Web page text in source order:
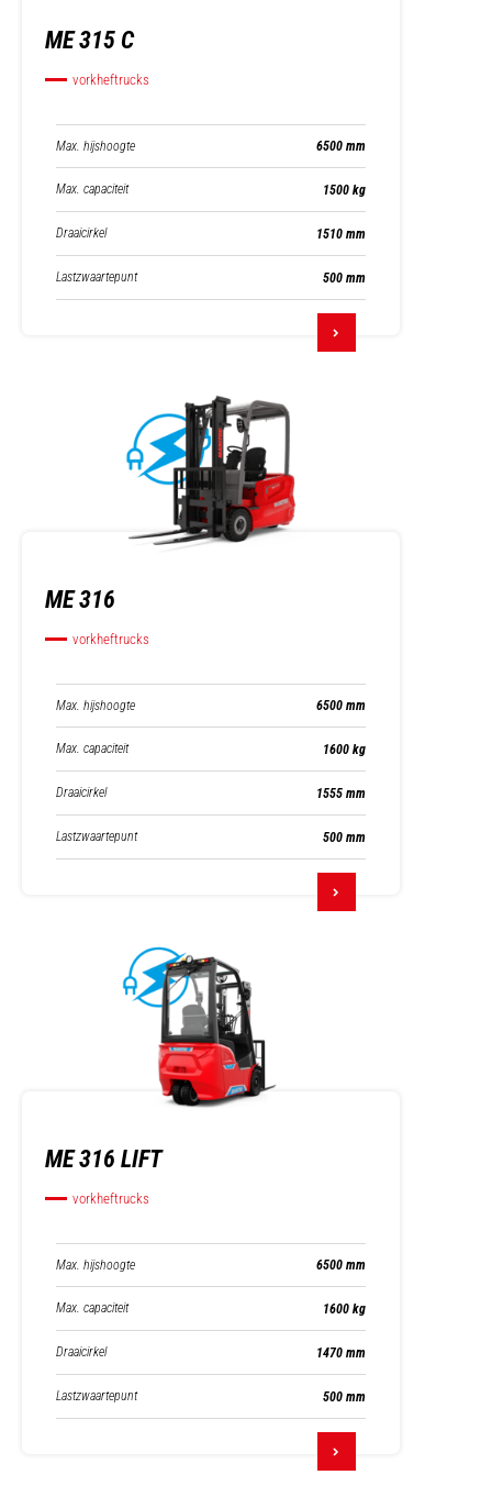
ME 315 C
vorkheftrucks
Max. hijshoogte 6500 mm
Max. capaciteit 1500 kg
Draaicirkel 1510 mm
Lastzwaartepunt 500 mm
ME 316
vorkheftrucks
Max. hijshoogte 6500 mm
Max. capaciteit 1600 kg
Draaicirkel 1555 mm
Lastzwaartepunt 500 mm
ME 316 LIFT
vorkheftrucks
Max. hijshoogte 6500 mm
Max. capaciteit 1600 kg
Draaicirkel 1470 mm
Lastzwaartepunt 500 mm